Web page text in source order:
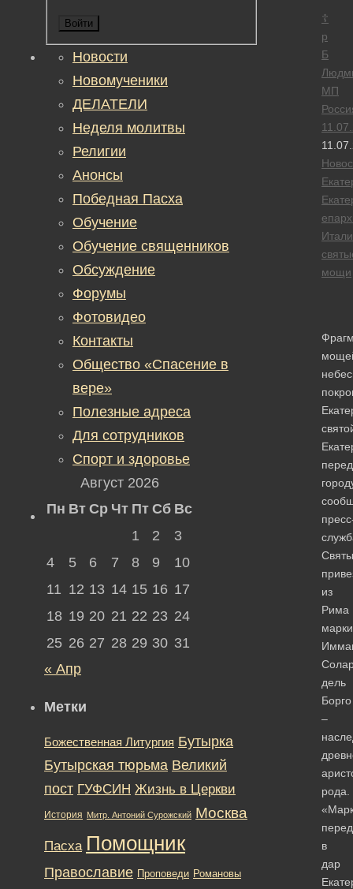
☦
р
Б
МП
мощи
из
Рима
дель
Борго
–
рода.
в
дар
Войти
Новости
Новомученики
ДЕЛАТЕЛИ
Неделя молитвы
Религии
Анонсы
Победная Пасха
Обучение
Обучение священников
Обсуждение
Форумы
Фотовидео
Контакты
Общество «Спасение в
вере»
Полезные адреса
Для сотрудников
Спорт и здоровье
Август 2026
Пн Вт Ср Чт Пт Сб Вс
1
2
3
4
5 6 7 8 9
10
11 12 13 14 15 16 17
18 19 20 21 22 23 24
25 26 27 28 29 30 31
« Апр
Метки
Божественная Литургия Бутырка
Бутырская тюрьма Великий
пост ГУФСИН Жизнь в Церкви
История Митр. Антоний Сурожский Москва
Пасха Помощник
Православие Проповеди Романовы